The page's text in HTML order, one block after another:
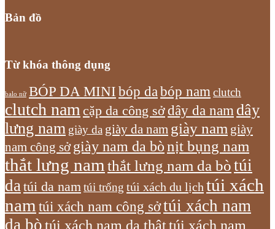
Bản đồ
Từ khóa thông dụng
balo nữ BÓP DA MINI bóp dabóp nam clutch
clutch nam cặp da công sởdây da nam dây
lưng nam giày da giày da nam giày nam giày
nam công sở giày nam da bònịt bụng nam
thắt lưng nam thắt lưng nam da bòtúi
datúi da namtúi trống túi xách du lịch túi xách
nam túi xách nam công sởtúi xách nam
da bòtúi xách nam da thậttúi xách nam